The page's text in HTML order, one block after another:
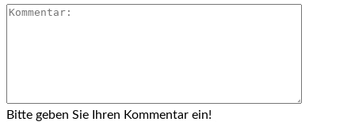
Bitte geben Sie Ihren Kommentar ein!